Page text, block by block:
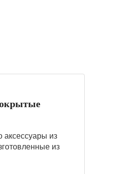
аксессуары из
из